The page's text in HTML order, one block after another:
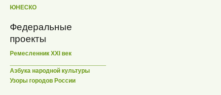
ЮНЕСКО
Федеральные
проекты
Ремесленник XXI век
Азбука народной культуры
Узоры городов России